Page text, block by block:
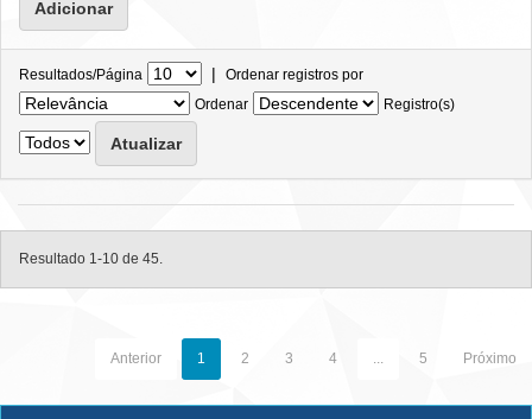
Resultados/Página | Ordenar registros por
Ordenar
Registro(s)
Resultado 1-10 de 45.
Anterior 1 2 3 4 ... 5 Próximo